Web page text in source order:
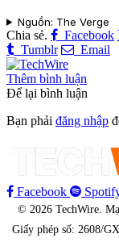
Nguồn: The Verge
Chia sẻ. Facebook
Tumblr
Email
Thêm bình luận
Để lại bình luận
Bạn phải đăng nhập
Facebook
© 2026 TechWire.
Giấy phép số: 2608/